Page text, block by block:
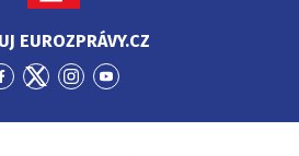
EUROZPRÁVY.CZ
Přejít
Facebook
Přejít
Twitter
Přejít
Instagram
Přejít
YouTube